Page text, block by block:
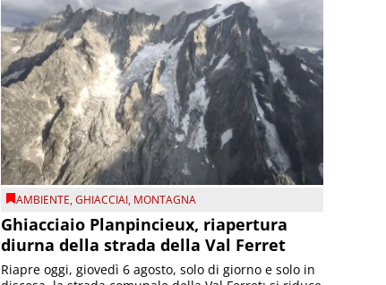
AMBIENTE,GHIACCIAI, MONTAGNA
Ghiacciaio Planpincieux, riapertura
diurna della strada della Val Ferret
Riapre oggi, giovedì 6 agosto, solo di giorno e solo in